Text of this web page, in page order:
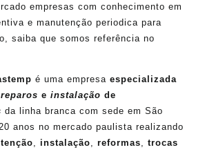
empresas com conhecimento em
e manutenção periodica para
saiba que somos referência no
é uma empresa especializada
reparos e instalação de
da linha branca com sede em São
anos no mercado paulista realizando
instalação reformas
trocas